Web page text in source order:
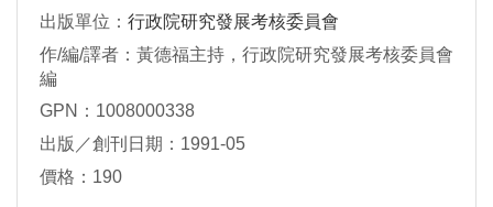
出版單位： 行政院研究發展考核委員會
作/編/譯者：黃德福主持，行政院研究發展考核委員會
編
GPN：1008000338
出版／創刊日期：1991-05
價格：190